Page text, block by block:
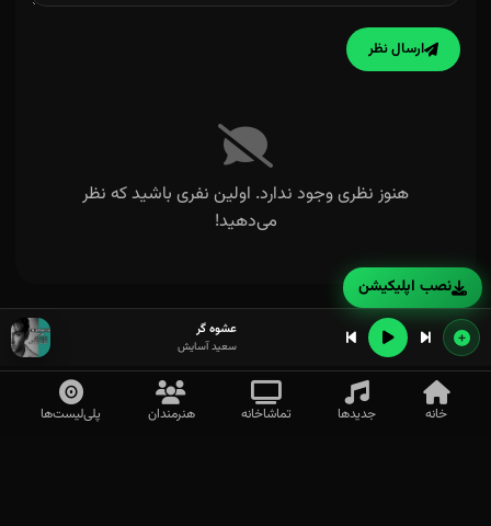
ارسال نظر
هنوز نظری وجود ندارد. اولین نفری باشید که نظر
می‌دهید!
عشوه گر
سعید آسایش
خانه جدیدها تماشاخانه هنرمندان پلی‌لیست‌ها
نصب اپلیکیشن